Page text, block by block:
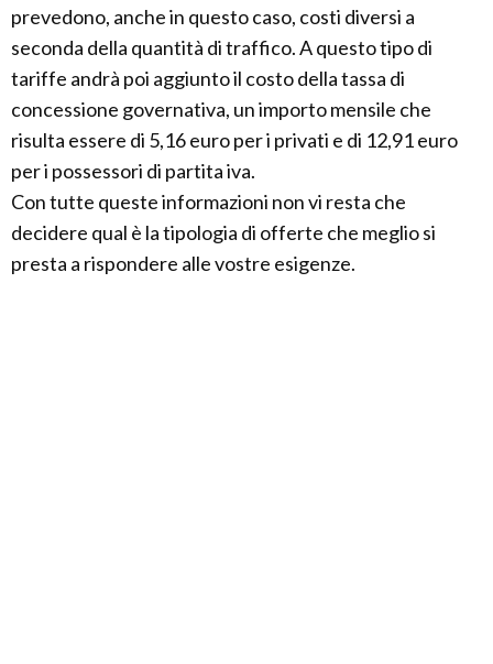
prevedono, anche in questo caso, costi diversi a
seconda della quantità di traffico. A questo tipo di
tariffe andrà poi aggiunto il costo della tassa di
concessione governativa, un importo mensile che
risulta essere di 5,16 euro per i privati e di 12,91 euro
per i possessori di partita iva.
Con tutte queste informazioni non vi resta che
decidere qual è la tipologia di offerte che meglio si
presta a rispondere alle vostre esigenze.